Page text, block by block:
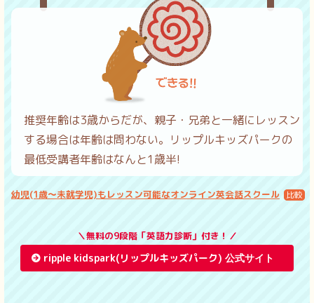
推奨年齢は3歳からだが、親子・兄弟と一緒にレッスン
する場合は年齢は問わない。リップルキッズパークの
最低受講者年齢はなんと1歳半!
幼児(1歳〜未就学児)もレッスン可能なオンライン英会話スクール
＼無料の9段階「英語力診断」付き！／
ripple kidspark(リップルキッズパーク)